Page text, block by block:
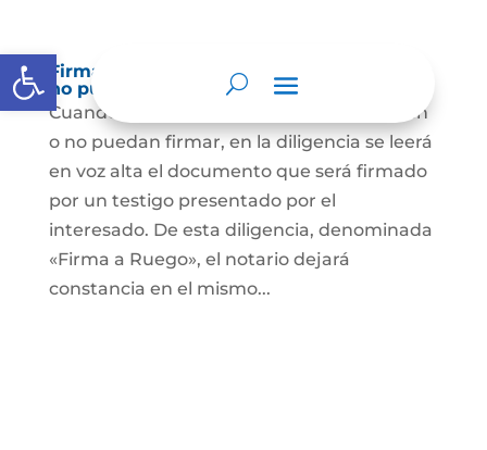
Abrir barra de herramientas
Firma a Ruego – Personas que no saben o
no puede firmar
Cuando se trate de personas que no sepan
o no puedan firmar, en la diligencia se leerá
en voz alta el documento que será firmado
por un testigo presentado por el
interesado. De esta diligencia, denominada
«Firma a Ruego», el notario dejará
constancia en el mismo...